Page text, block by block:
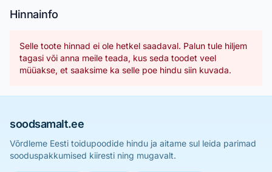
Hinnainfo
Selle toote hinnad ei ole hetkel saadaval. Palun tule hiljem
tagasi või anna meile teada, kus seda toodet veel
müüakse, et saaksime ka selle poe hindu siin kuvada.
soodsamalt.ee
Võrdleme Eesti toidupoodide hindu ja aitame sul leida parimad
sooduspakkumised kiiresti ning mugavalt.